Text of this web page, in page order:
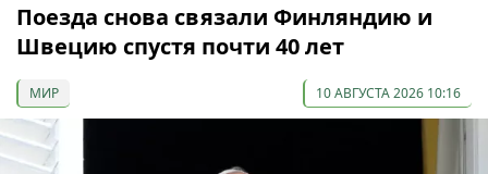
Поезда снова связали Финляндию и
Швецию спустя почти 40 лет
МИР 10 АВГУСТА 2026 10:16